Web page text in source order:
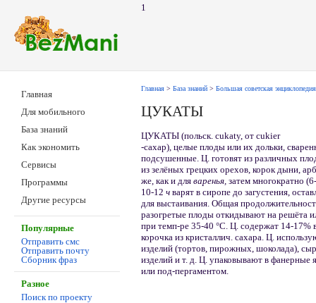
1
Главная
Для мобильного
База знаний
Как экономить
Сервисы
Программы
Другие ресурсы
Популярные
Отправить смс
Отправить почту
Сборник фраз
Разное
Поиск по проекту
Главная > База знаний > Большая советская энциклопедия
ЦУКАТЫ
ЦУКАТЫ (польск. cukaty, от cukier
-сахар), целые плоды или их дольки,
подсушенные. Ц. готовят из различных
из зелёных грецких орехов, корок дыни,
же, как и для варенья, затем многократно
10-12 ч варят в сиропе до загустения,
для выстаивания. Общая
разогретые плоды откидывают на решёта
при темп-ре 35-40 °С. Ц. содержат 14-17%
корочка из кристаллич. сахара. Ц.
изделий (тортов, пирожных, шоколада),
изделий и т. д. Ц. упаковывают в
или под-пергаментом.